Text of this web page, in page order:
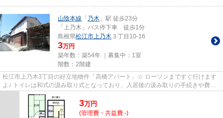
山陰本線 「 乃木 」駅 徒歩23分
「上乃木」バス停下車 徒歩1分
島根県松江市上乃木 ３丁目10-16
3万円
築年数：築54年 ｜募集中： 1室
階数：2階建
松江市上乃木3丁目の好立地物件「高橋アパート」☆ ローソンまですぐ行けます
よ♪ トイレは和式の汲み取り式となっており、入居後の汲み取りの手続きや費用
負担は入居者様になりますので...
3万円
(管理費・共益費 -)